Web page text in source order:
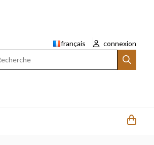
français
connexion